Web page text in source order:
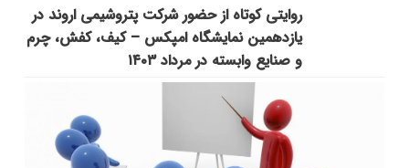
روایتی کوتاه از حضور شرکت پتروشیمی اروند در
یازدهمین نمایشگاه امپکس‌ – کیف، کفش، چرم
و صنایع وابسته در مرداد ۱۴۰۳